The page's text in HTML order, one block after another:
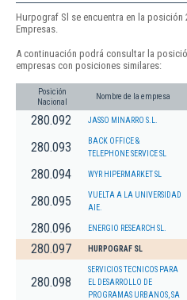
Hurpograf Sl se encuentra en la posición
Empresas.
A continuación podrá consultar la
empresas con posiciones similares:
Posición
Nacional
Nombre de la empresa
280.092 JASSO MINARRO S.L.
280.093
BACK OFFICE &
TELEPHONE SERVICE SL
280.094 WYR HIPERMARKET SL
280.095
VUELTA A LA UNIVERSIDAD
AIE.
280.096 ENERGIO RESEARCH SL.
280.097 HURPOGRAF SL
280.098
SERVICIOS TECNICOS PARA
EL DESARROLLO DE
PROGRAMAS URBANOS, SA